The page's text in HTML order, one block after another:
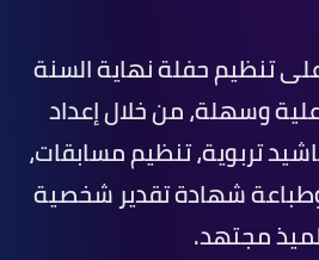
تنظيم حفلة نهاية السنة
وسهلة، من خلال إعداد
تربوية، تنظيم مسابقات،
شهادة تقدير شخصية
مجتهد.